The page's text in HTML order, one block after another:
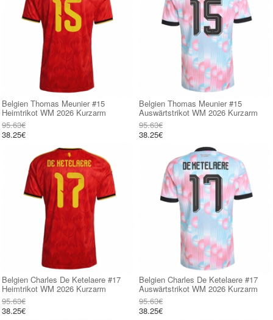
Belgien Thomas Meunier #15
Heimtrikot WM 2026 Kurzarm
95.63€
38.25€
Belgien Thomas Meunier #15
Auswärtstrikot WM 2026 Kurzarm
95.63€
38.25€
Belgien Charles De Ketelaere #17
Heimtrikot WM 2026 Kurzarm
95.63€
38.25€
Belgien Charles De Ketelaere #17
Auswärtstrikot WM 2026 Kurzarm
95.63€
38.25€